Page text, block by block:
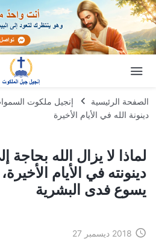
الصفحة الرئيسية إنجيل ملكوت
دينونة الله في الأيام الأخيرة
لماذا لا يزال الله بحاجة
دينونته في الأيام
يسوع فدى البشرية
2018 ديسمبر 27